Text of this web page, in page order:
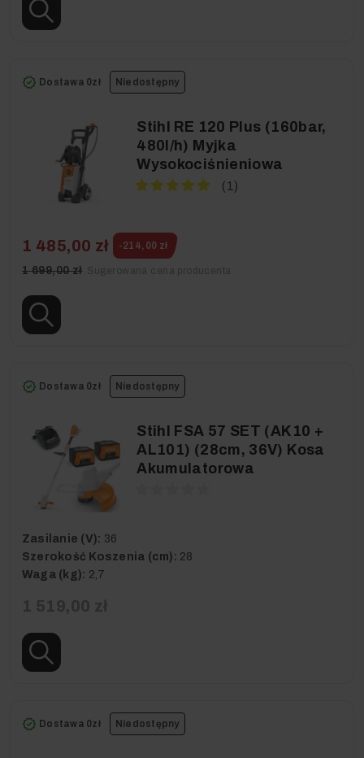
Niedostępny
Dostawa 0zł
Stihl RE 120 Plus (160bar,
480l/h) Myjka
Wysokociśnieniowa
(1)
1 485,00 zł -214,00 zł
1 699,00 zł
Niedostępny
Dostawa 0zł
Stihl FSA 57 SET (AK10 +
AL101) (28cm, 36V) Kosa
Akumulatorowa
Zasilanie (V): 36
Szerokość Koszenia (cm): 28
Waga (kg): 2,7
Niedostępny
Dostawa 0zł